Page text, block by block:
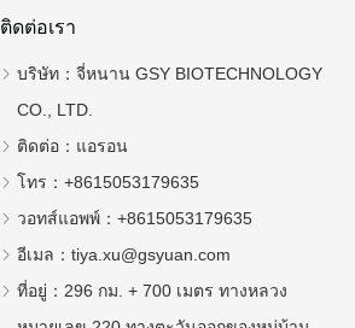
ติดต่อเรา
บริษัท： จี่หนาน GSY BIOTECHNOLOGY
CO., LTD.
ติดต่อ： แอรอน
โทร： +8615053179635
วอทส์แอพพ์： +8615053179635
อีเมล： tiya.xu@gsyuan.com
ที่อยู่： 296 กม. + 700 เมตร ทางหลวง